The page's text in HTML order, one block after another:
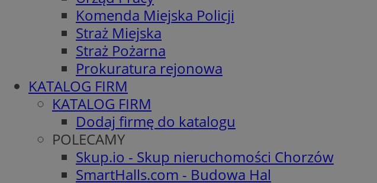
Komenda Miejska Policji
Straż Miejska
Straż Pożarna
Prokuratura rejonowa
KATALOG FIRM
KATALOG FIRM
Dodaj firmę do katalogu
POLECAMY
Skup.io - Skup nieruchomości Chorzów
SmartHalls.com - Budowa Hal